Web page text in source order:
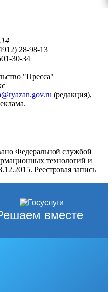
28-98-13
30-34
"Пресса"
(редакция),
Федеральной службой
технологий и
Реестровая запись
вместе